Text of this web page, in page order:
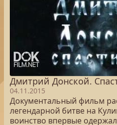
Дмитрий Донской.
04.11.2015
Документальный фильм
легендарной битве на
воинство впервые